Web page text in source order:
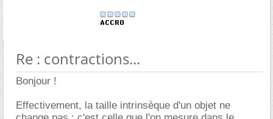
Re : contractions...
Bonjour !
Effectivement, la taille intrinsèque d'un objet ne